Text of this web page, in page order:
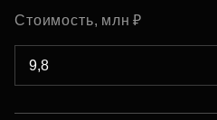
Стоимость, млн ₽